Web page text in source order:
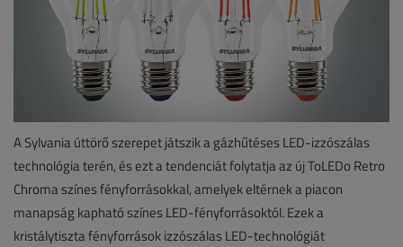
A Sylvania úttörő szerepet játszik a gázhűtéses LED-izzószálas
technológia terén, és ezt a tendenciát folytatja az új ToLEDo Retro
Chroma színes fényforrásokkal, amelyek eltérnek a piacon
manapság kapható színes LED-fényforrásoktól. Ezek a
kristálytiszta fényforrások izzószálas LED-technológiát